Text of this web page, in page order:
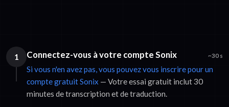
1 Connectez-vous à votre compte Sonix ~30 s
Si vous n'en avez pas, vous pouvez vous inscrire pour un
compte gratuit Sonix — Votre essai gratuit inclut 30
minutes de transcription et de traduction.